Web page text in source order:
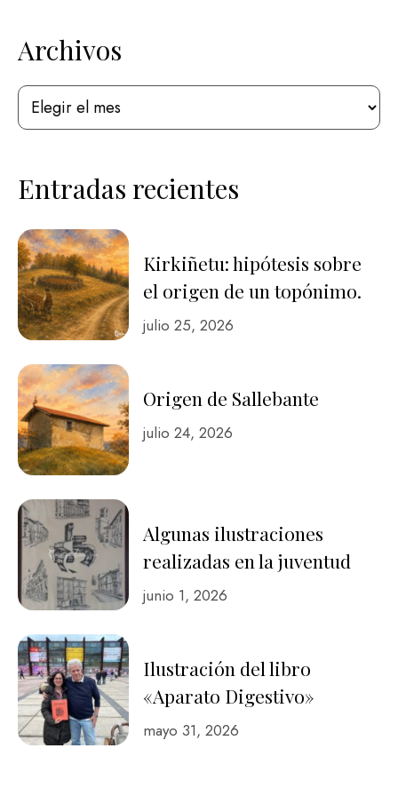
Archivos
Entradas recientes
Kirkiñetu: hipótesis sobre
el origen de un topónimo.
julio 25, 2026
Origen de Sallebante
julio 24, 2026
Algunas ilustraciones
realizadas en la juventud
junio 1, 2026
Ilustración del libro
«Aparato Digestivo»
mayo 31, 2026